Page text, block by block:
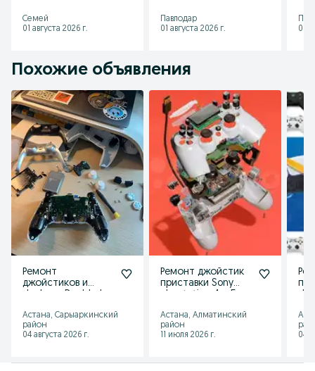
Семей
01 августа 2026 г.
Павлодар
01 августа 2026 г.
01
Похожие объявления
Ремонт
джойстиков и
Астана, Сарыаркинский
район
04 августа 2026 г.
Ремонт джойстик
приставки Sony
Астана, Алматинский
район
11 июля 2026 г.
04